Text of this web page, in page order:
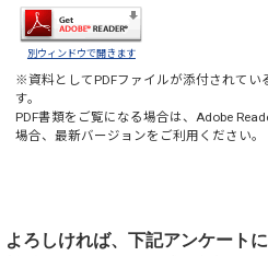
別ウィンドウで開きます
※資料としてPDFファイルが添付されてい
す。
PDF書類をご覧になる場合は、 Adobe
場合、最新バージョンをご利用ください。